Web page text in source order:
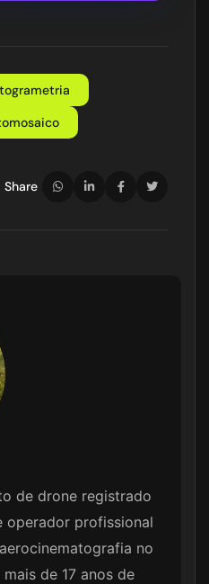
Share
de drone registrado
operador profissional
no
de 17 anos de